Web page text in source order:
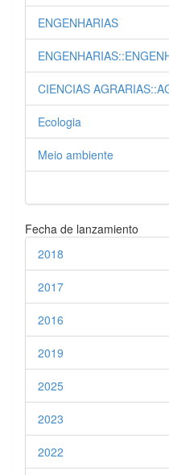
ENGENHARIAS
CIENCIAS
Ecologia
Meio ambiente
Fecha de lanzamiento
2018
2017
2016
2019
2025
2023
2022